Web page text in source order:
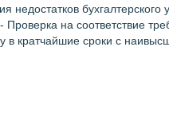
недостатков
на соответствие
кратчайшие сроки с